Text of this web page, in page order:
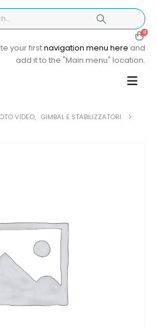
0
your firstnavigation menu here and
add it to the "Main menu" location.
VIDEO, GIMBAL E STABILIZZATORI